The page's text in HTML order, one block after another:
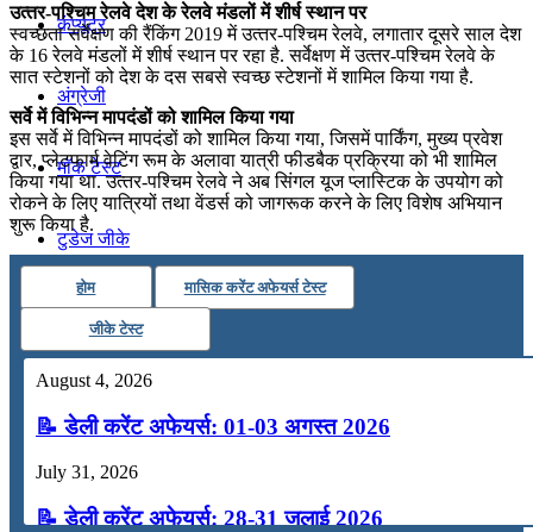
कंप्यूटर
अंग्रेजी
मॉक टेस्ट
टुडेज जीके
Menu Menu
उत्‍तर-पश्चिम रेलवे देश के रेलवे मंडलों में शीर्ष स्‍थान पर
स्वच्छता सर्वेक्षण की रैंकिंग 2019 में उत्‍तर-पश्चिम रेलवे, लगातार दूसरे साल देश
के 16 रेलवे मंडलों में शीर्ष स्‍थान पर रहा है. सर्वेक्षण में उत्‍तर-पश्चिम रेलवे के
सात स्‍टेशनों को देश के दस सबसे स्‍वच्‍छ स्‍टेशनों में शामिल किया गया है.
सर्वे में विभिन्‍न मापदंडों को शामिल किया गया
इस सर्वे में विभिन्‍न मापदंडों को शामिल किया गया, जिसमें पार्किंग, मुख्‍य प्रवेश
द्वार, प्‍लेटफार्म वेटिंग रूम के अलावा यात्री फीडबैक प्रक्रिया को भी शामिल
किया गया था. उत्‍तर-पश्चिम रेलवे ने अब सिंगल यूज प्‍लास्टिक के उपयोग को
रोकने के लिए यात्रियों तथा वेंडर्स को जागरूक करने के लिए विशेष अभियान
शुरू किया है.
होम मासिक करेंट अफेयर्स टेस्ट
जीके टेस्ट
August 4, 2026
📝 डेली करेंट अफेयर्स: 01-03 अगस्त 2026
July 31, 2026
📝 डेली करेंट अफेयर्स: 28-31 जुलाई 2026